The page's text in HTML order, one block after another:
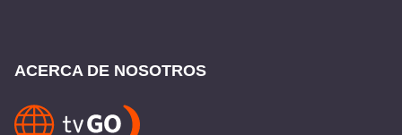
ACERCA DE NOSOTROS